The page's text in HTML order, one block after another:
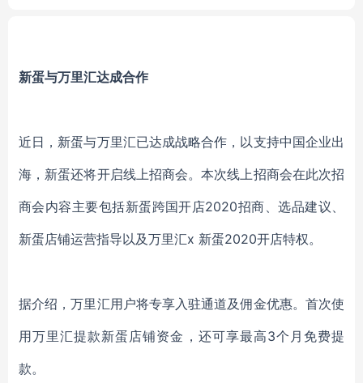
新蛋与万里汇达成合作
近日，新蛋与万里汇已达成战略合作，以支持中国企业出
海，新蛋还将开启线上招商会。本次线上招商会在此次招
商会内容主要包括新蛋跨国开店2020招商、选品建议、
新蛋店铺运营指导以及万里汇x 新蛋2020开店特权。
据介绍，万里汇用户将专享入驻通道及佣金优惠。首次使
用万里汇提款新蛋店铺资金，还可享最高3个月免费提
款。